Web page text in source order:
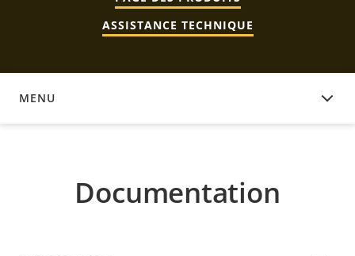
ASSISTANCE TECHNIQUE
MENU
DOCUMENTATION
Documentation